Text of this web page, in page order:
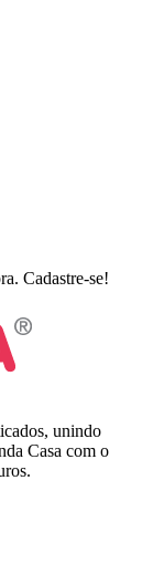
Cadastre-se!
unindo
Casa com o